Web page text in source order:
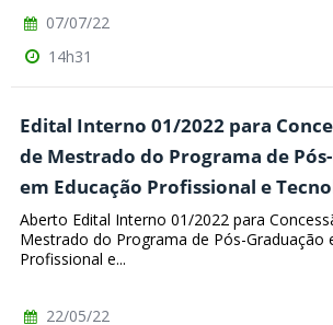
07/07/22
14h31
Edital Interno 01/2022 para
de Mestrado do Programa de
em Educação Profissional e
Aberto Edital Interno 01/2022 para
Mestrado do Programa de Pós-Graduação
Profissional e...
22/05/22